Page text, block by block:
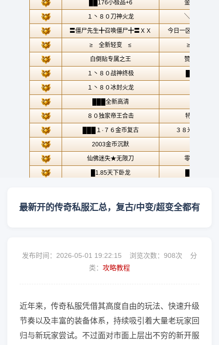
最新开的传奇私服汇总，复古/中变/超变全都有
发布时间：2026-05-01 19:22:15 浏览次数： 908次 分
类： 攻略教程
近年来，传奇私服凭借其高度自由的玩法、快速升级
节奏以及丰富的装备体系，持续吸引着大量老玩家回
归与新玩家尝试。不过面对市面上层出不穷的新开服